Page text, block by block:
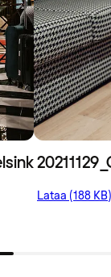
Lataa (188 KB)